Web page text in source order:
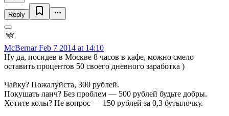
Reply
McBernarFeb 7 2014 at 14:10
Ну да, посидев в Москве 8 часов в кафе, можно смело
оставить процентов 50 своего дневного заработка )
Чайку? Пожалуйста, 300 рублей.
Покушать ланч? Без проблем — 500 рублей будьте добры.
Хотите колы? Не вопрос — 150 рублей за 0,3 бутылочку.